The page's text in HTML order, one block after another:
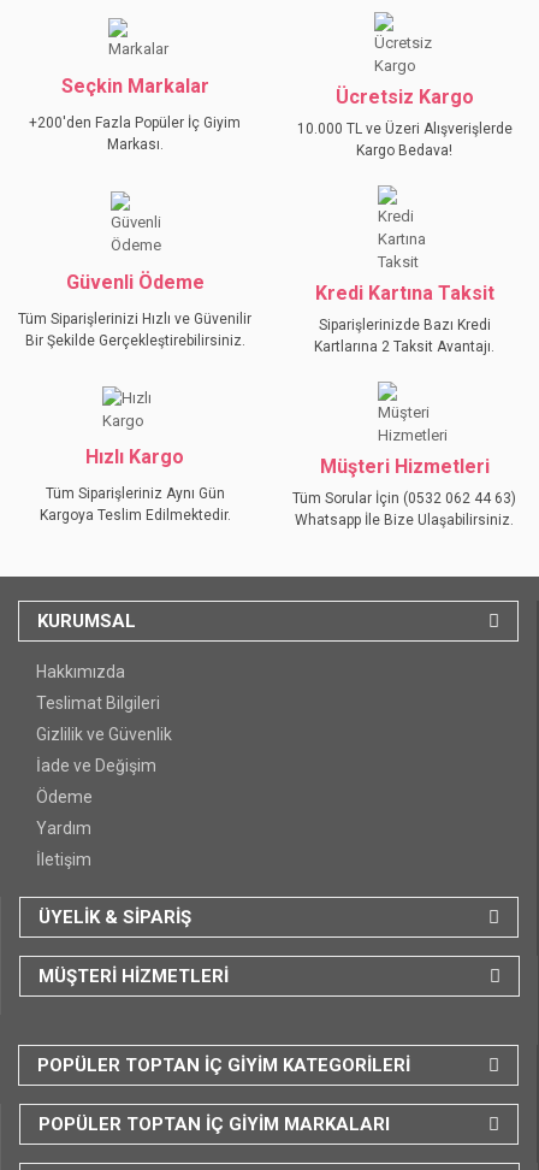
kullanarak tarafımıza iletebilirsiniz.
Görüş ve önerileriniz için teşekkür ederiz.
Ürün açıklamasında eksik bilgiler bulunuyor.
Ürün fiyatı diğer sitelerden daha pahalı.
Bu ürüne benzer farklı alternatifler olmalı.
Seçkin Markalar
+200'den Fazla Popüler İç Giyim
Markası.
Ücretsiz Kargo
10.000 TL ve Üzeri Alışverişlerde
Kargo Bedava!
Güvenli Ödeme
Tüm Siparişlerinizi Hızlı ve Güvenilir
Bir Şekilde Gerçekleştirebilirsiniz.
Kredi Kartına Taksit
Siparişlerinizde Bazı Kredi
Kartlarına 2 Taksit Avantajı.
Hızlı Kargo
Tüm Siparişleriniz Aynı Gün
Kargoya Teslim Edilmektedir.
Müşteri Hizmetleri
Tüm Sorular İçin (0532 062 44 63)
Whatsapp İle Bize Ulaşabilirsiniz.
KURUMSAL
Hakkımızda
Teslimat Bilgileri
Gizlilik ve Güvenlik
İade ve Değişim
Ödeme
Yardım
İletişim
ÜYELİK & SİPARİŞ
MÜŞTERİ HİZMETLERİ
POPÜLER TOPTAN İÇ GİYİM KATEGORİLERİ
POPÜLER TOPTAN İÇ GİYİM MARKALARI